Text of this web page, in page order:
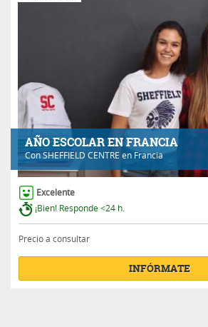
AÑO ESCOLAR EN FRANCIA
ConSHEFFIELD CENTRE en Francia
Excelente
¡Bien! Responde <24 h.
Precio a consultar
INFÓRMATE